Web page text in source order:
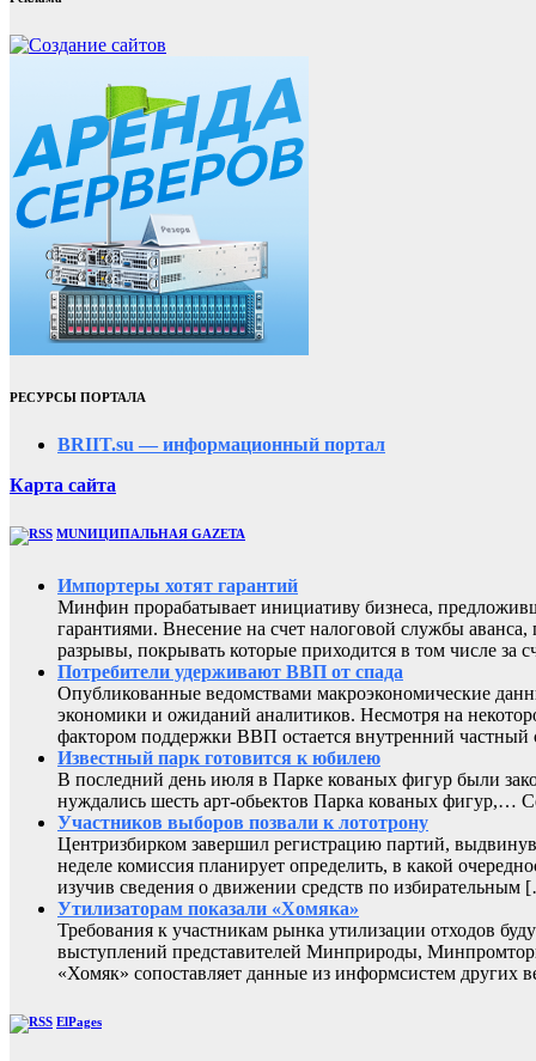
РЕСУРСЫ ПОРТАЛА
BRIIT.su — информационный портал
Карта сайта
MUNИЦИПАЛЬНАЯ GAZЕТА
Импортеры хотят гарантий
Минфин прорабатывает инициативу бизнеса,
гарантиями. Внесение на счет налоговой службы
разрывы, покрывать которые приходится в том числе за
Потребители удерживают ВВП от спада
Опубликованные ведомствами макроэкономические
экономики и ожиданий аналитиков. Несмотря на
фактором поддержки ВВП остается внутренний
Известный парк готовится к юбилею
В последний день июля в Парке кованых фигур были
нуждались шесть арт-обьектов Парка кованых
Участников выборов позвали к лототрону
Центризбирком завершил регистрацию партий,
неделе комиссия планирует определить, в какой
изучив сведения о движении средств по избирательным
Утилизаторам показали «Хомяка»
Требования к участникам рынка утилизации отходов
выступлений представителей Минприроды,
«Хомяк» сопоставляет данные из информсистем
ElPages